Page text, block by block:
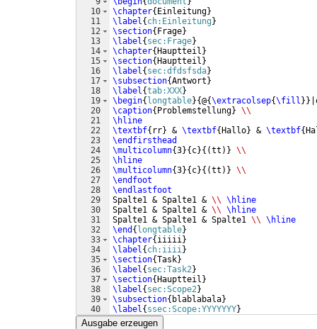
10
11
12
13
14
15
16
17
18
19
20
21
22
23
24
25
26
27
28
29
30
31
32
33
34
35
36
37
38
39
40
41
\chapter{Einleitung}
\label {ch:Einleitung}
\section{Frage}
\label {sec:Frage}
\chapter{Hauptteil }
\section{Hauptteil }
\label {sec:dfdsfsda}
\subsection{Antwort}
\label {tab:XXX}
\begin{longtable}{@{\extracolsep{\fill }}
\caption{Problemstellung} \\
\hline
\textbf{ rr} & \textbf{Hallo} & \textbf{
\endfirsthead
\multicolumn{3}{c}{(tt )} \\
\hline
\multicolumn{3}{c}{(tt )} \\
\endfoot
\endlastfoot
Spalte1 & Spalte1 & \\ \hline
Spalte1 & Spalte1 & \\ \hline
Spalte1 & Spalte1 & Spalte1 \\ \hline
\end {longtable}
\chapter{iiiii }
\label {ch:iiii }
\section{Task}
\label {sec:Task2}
\section{Hauptteil }
\label {sec:Scope2}
\subsection{ blablabala}
\label {ssec:Scope:YYYYYYY}
\blindtext
Ausgabe erzeugen